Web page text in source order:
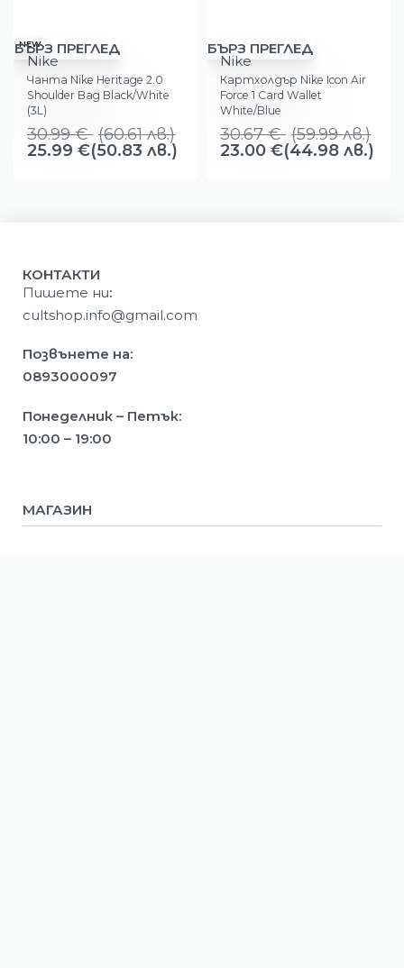
-16%
NEW
БЪРЗ ПРЕГЛЕД
Nike
Чанта Nike Heritage 2.0
Shoulder Bag Black/White
(3L)
30.99€ (60.61лв.)
25.99 €(50.83 лв.)
-25%
БЪРЗ ПРЕГЛЕД
Nike
Картхолдър Nike Icon Air
Force 1 Card Wallet
White/Blue
30.67€ (59.99лв.)
23.00 €(44.98 лв.)
КОНТАКТИ
Пишете ни:
cultshop.info@gmail.com
Позвънете на:
0893000097
Понеделник – Петък:
10:00 – 19:00
МАГАЗИН